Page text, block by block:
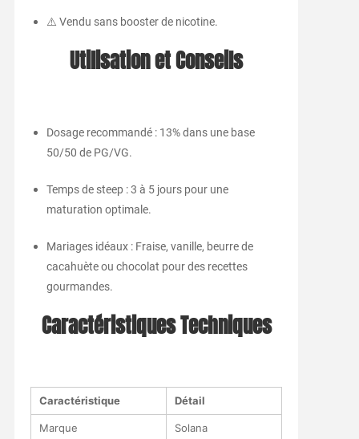
⚠️ Vendu sans booster de nicotine.
Utilisation et Conseils
Dosage recommandé : 13% dans une base
50/50 de PG/VG.
Temps de steep : 3 à 5 jours pour une
maturation optimale.
Mariages idéaux : Fraise, vanille, beurre de
cacahuète ou chocolat pour des recettes
gourmandes.
Caractéristiques Techniques
Caractéristique Détail
Marque Solana